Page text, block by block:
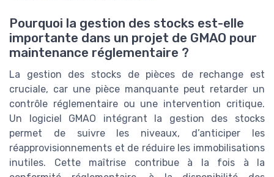
Pourquoi la gestion des stocks est-elle
importante dans un projet de GMAO pour
maintenance réglementaire ?
La gestion des stocks de pièces de rechange est
cruciale, car une pièce manquante peut retarder un
contrôle réglementaire ou une intervention critique.
Un logiciel GMAO intégrant la gestion des stocks
permet de suivre les niveaux, d’anticiper les
réapprovisionnements et de réduire les immobilisations
inutiles. Cette maîtrise contribue à la fois à la